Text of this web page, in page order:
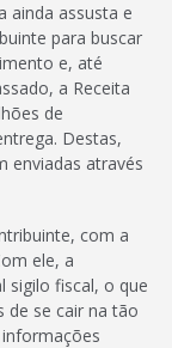
ainda assusta e
para buscar
e, até
a Receita
de
Destas,
enviadas através
com a
ele, a
sigilo fiscal, o que
de se cair na tão